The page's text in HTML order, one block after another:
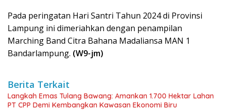
Pada peringatan Hari Santri Tahun 2024 di Provinsi
Lampung ini dimeriahkan dengan penampilan
Marching Band Citra Bahana Madaliansa MAN 1
Bandarlampung. (W9-jm)
Berita Terkait
Langkah Emas Tulang Bawang: Amankan 1.700 Hektar Lahan
PT CPP Demi Kembangkan Kawasan Ekonomi Biru